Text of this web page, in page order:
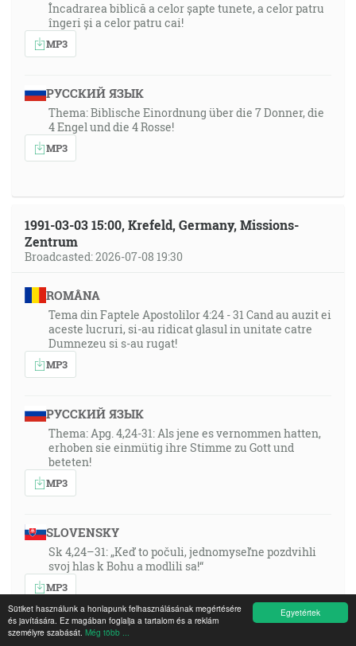
Egyetértek
Sütiket használunk a honlapunk felhasználásának megértésére
és javítására. Ez magában foglalja a tartalom és a reklám
személyre szabását. Még több ...
Încadrarea biblică a celor șapte tunete, a celor patru
îngeri și a celor patru cai!
MP3
РУССКИЙ ЯЗЫК
Thema: Biblische Einordnung über die 7 Donner, die
4 Engel und die 4 Rosse!
MP3
1991-03-03 15:00, Krefeld, Germany, Missions-
Zentrum
Broadcasted: 2026-07-08 19:30
ROMÂNA
Tema din Faptele Apostolilor 4:24 - 31 Cand au auzit ei
aceste lucruri, si-au ridicat glasul in unitate catre
Dumnezeu si s-au rugat!
MP3
РУССКИЙ ЯЗЫК
Thema: Apg. 4,24-31: Als jene es vernommen hatten,
erhoben sie einmütig ihre Stimme zu Gott und
beteten!
MP3
SLOVENSKY
Sk 4,24–31: „Keď to počuli, jednomyseľne pozdvihli
svoj hlas k Bohu a modlili sa!“
MP3
FRANÇAIS